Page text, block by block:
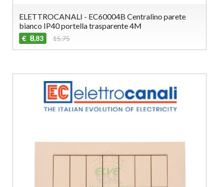
ELETTROCANALI - EC60004B Centralino parete
bianco IP40 portella trasparente 4M
€ 8,83 15,75